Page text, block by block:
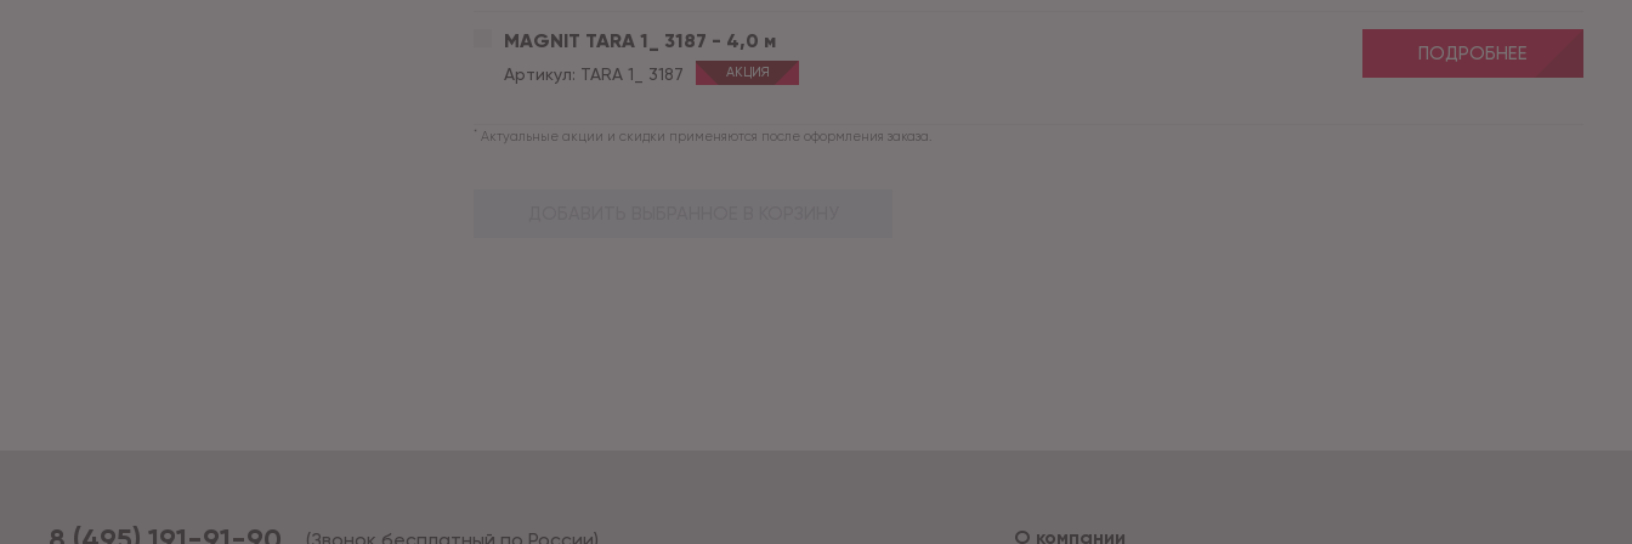
MAGNIT TARA 1_ 3187 - 4,0 м
Артикул: TARA 1_ 3187 АКЦИЯ
ПОДРОБНЕЕ
* Актуальные акции и скидки применяются после оформления заказа.
(Звонок бесплатный по России) О компании